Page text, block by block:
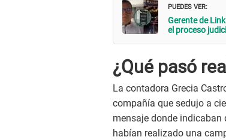
PUEDES VER:
Gerente de
el proceso
¿Qué pasó
La contadora Grecia
compañía que sedujo a
mensaje donde
habían realizado una